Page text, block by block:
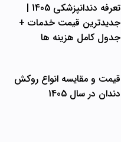
تعرفه دندانپزشکی 1405 |
جدیدترین قیمت خدمات +
جدول کامل هزینه ها
قیمت و مقایسه انواع روکش
دندان در سال 1405